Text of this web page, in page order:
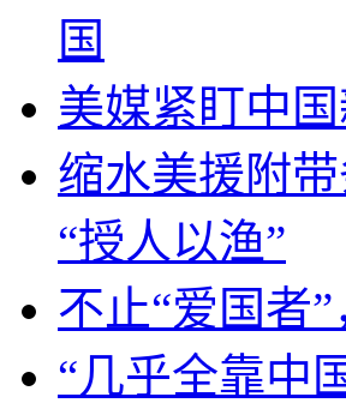
国
美媒紧盯中
缩水美援附
“授人以渔”
不止“爱国者
“几乎全靠中